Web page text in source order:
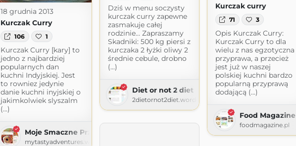
Dziś w menu soczysty
kurczak curry zapewne
zasmakuje całej
rodzinie… Zapraszamy
Skadniki: 500 kg piersi z
kurczaka 2 łyżki oliwy 2
średnie cebule, drobno
(...)
Diet or not 2 diet
2dietornot2diet.wordpress.com
Kurczak curry
71 3
Opis Kurczak Curry:
Kurczak Curry to dla
wielu z nas egzotyczna
przyprawa, a przecież
jest już w naszej
polskiej kuchni bardzo
popularną przyprawą
dodającą (...)
Food Magazine
foodmagazine.pl
18 grudnia 2013
Kurczak Curry
106 1
Kurczak Curry [kary] to
jedno z najbardziej
popularnych dan
kuchni Indyjskiej. Jest
to rowniez jedynie
danie kuchni inyjskiej o
jakimkolwiek slyszalm
(...)
Moje Smaczne Przygody
mytastyadventures.wordpress.com